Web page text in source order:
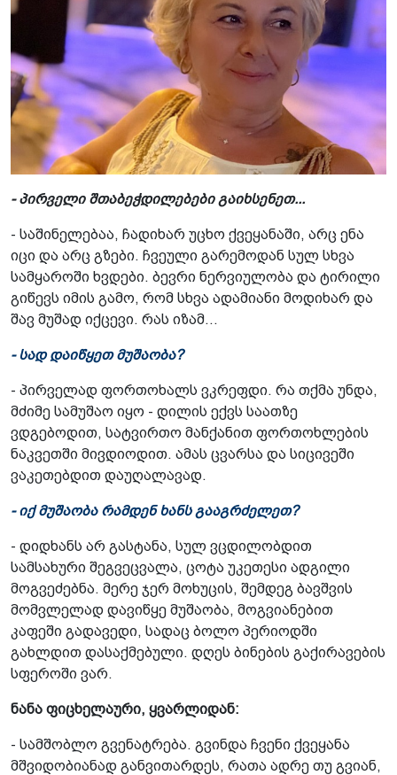
- პირველი შთაბეჭდილებები გაიხსენეთ...
- საშინელებაა, ჩადიხარ უცხო ქვეყანაში, არც ენა
იცი და არც გზები. ჩვეული გარემოდან სულ სხვა
სამყაროში ხვდები. ბევრი ნერვიულობა და ტირილი
გიწევს იმის გამო, რომ სხვა ადამიანი მოდიხარ და
შავ მუშად იქცევი. რას იზამ...
- სად დაიწყეთ მუშაობა?
- პირველად ფორთოხალს ვკრეფდი. რა თქმა უნდა,
მძიმე სამუშაო იყო - დილის ექვს საათზე
ვდგებოდით, სატვირთო მანქანით ფორთოხლების
ნაკვეთში მივდიოდით. ამას ცვარსა და სიცივეში
ვაკეთებდით დაუღალავად.
- იქ მუშაობა რამდენ ხანს გააგრძელეთ?
- დიდხანს არ გასტანა, სულ ვცდილობდით
სამსახური შეგვეცვალა, ცოტა უკეთესი ადგილი
მოგვეძებნა. მერე ჯერ მოხუცის, შემდეგ ბავშვის
მომვლელად დავიწყე მუშაობა, მოგვიანებით
კაფეში გადავედი, სადაც ბოლო პერიოდში
გახლდით დასაქმებული. დღეს ბინების გაქირავების
სფეროში ვარ.
ნანა ფიცხელაური, ყვარლიდან:
- სამშობლო გვენატრება. გვინდა ჩვენი ქვეყანა
მშვიდობიანად განვითარდეს, რათა ადრე თუ გვიან,